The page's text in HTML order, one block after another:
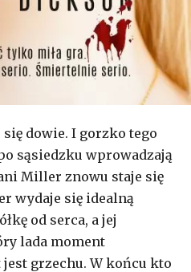
się dowie. I gorzko tego
sąsiedzku wprowadzają
Miller znowu staje się
wydaje się idealną
od serca, a jej
lada moment
grzechu. W końcu kto